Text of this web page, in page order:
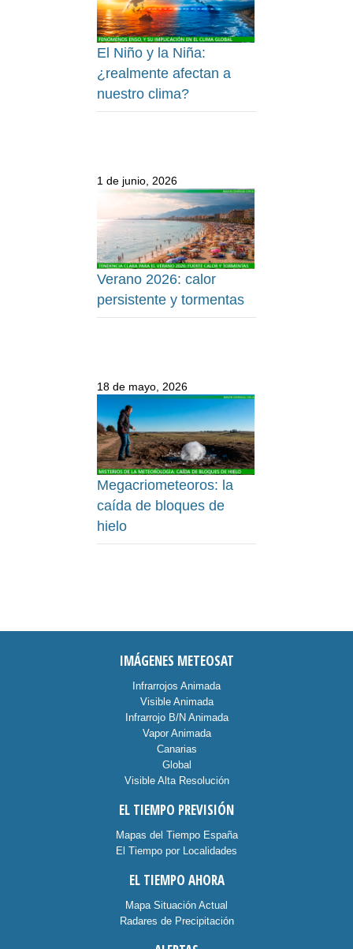
El Niño y la Niña:
¿realmente afectan a
nuestro clima?
1 de junio, 2026
Verano 2026: calor
persistente y tormentas
18 de mayo, 2026
Megacriometeoros: la
caída de bloques de
hielo
IMÁGENES METEOSAT
Infrarrojos Animada
Visible Animada
Infrarrojo B/N Animada
Vapor Animada
Canarias
Global
Visible Alta Resolución
EL TIEMPO PREVISIÓN
Mapas del Tiempo España
El Tiempo por Localidades
EL TIEMPO AHORA
Mapa Situación Actual
Radares de Precipitación